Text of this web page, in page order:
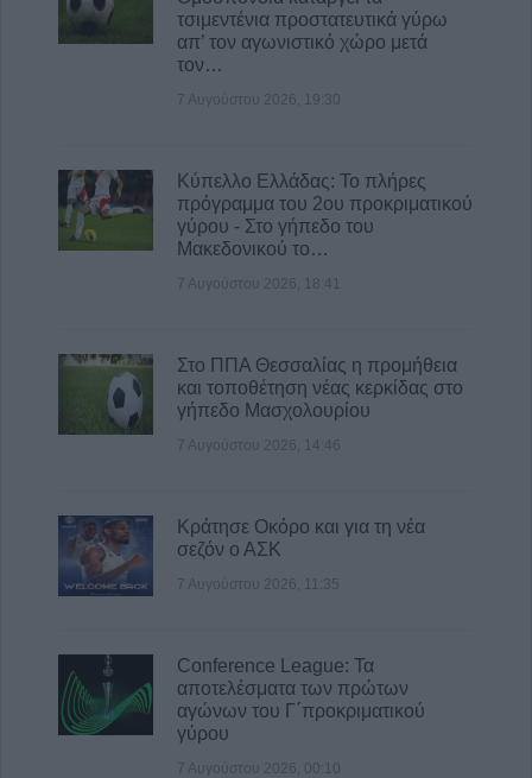
Γ. Καραβίδας: "Ο Αύγουστος, τα πανηγύρια
και οι «χορηγίες» με θέμα τα κοινά μας
8 Αυγούστου 2026, 08:17
7 Αυγούστου 2026, 21:19
Τοποθετήθηκε ο νέος χλοοτάπητας στο
Δημοτικό Γήπεδο Μουζακίου (+Φώτο)
7 Αυγούστου 2026, 20:56
τσιμεντένια προστατευτικά γύρω
απ’ τον αγωνιστικό χώρο μετά
τον…
7 Αυγούστου 2026, 19:30
Κύπελλο Ελλάδας: Το πλήρες
πρόγραμμα του 2ου προκριματικού
γύρου - Στο γήπεδο του
Μακεδονικού το…
7 Αυγούστου 2026, 18:41
Στο ΠΠΑ Θεσσαλίας η προμήθεια
και τοποθέτηση νέας κερκίδας στο
γήπεδο Μασχολουρίου
7 Αυγούστου 2026, 14:46
Κράτησε Οκόρο και για τη νέα
σεζόν ο ΑΣΚ
7 Αυγούστου 2026, 11:35
Conference League: Τα
αποτελέσματα των πρώτων
αγώνων του Γ΄προκριματικού
γύρου
7 Αυγούστου 2026, 00:10